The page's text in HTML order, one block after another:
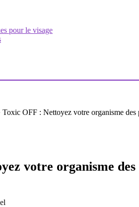
pour le visage
Toxic OFF : Nettoyez votre organisme des
votre organisme